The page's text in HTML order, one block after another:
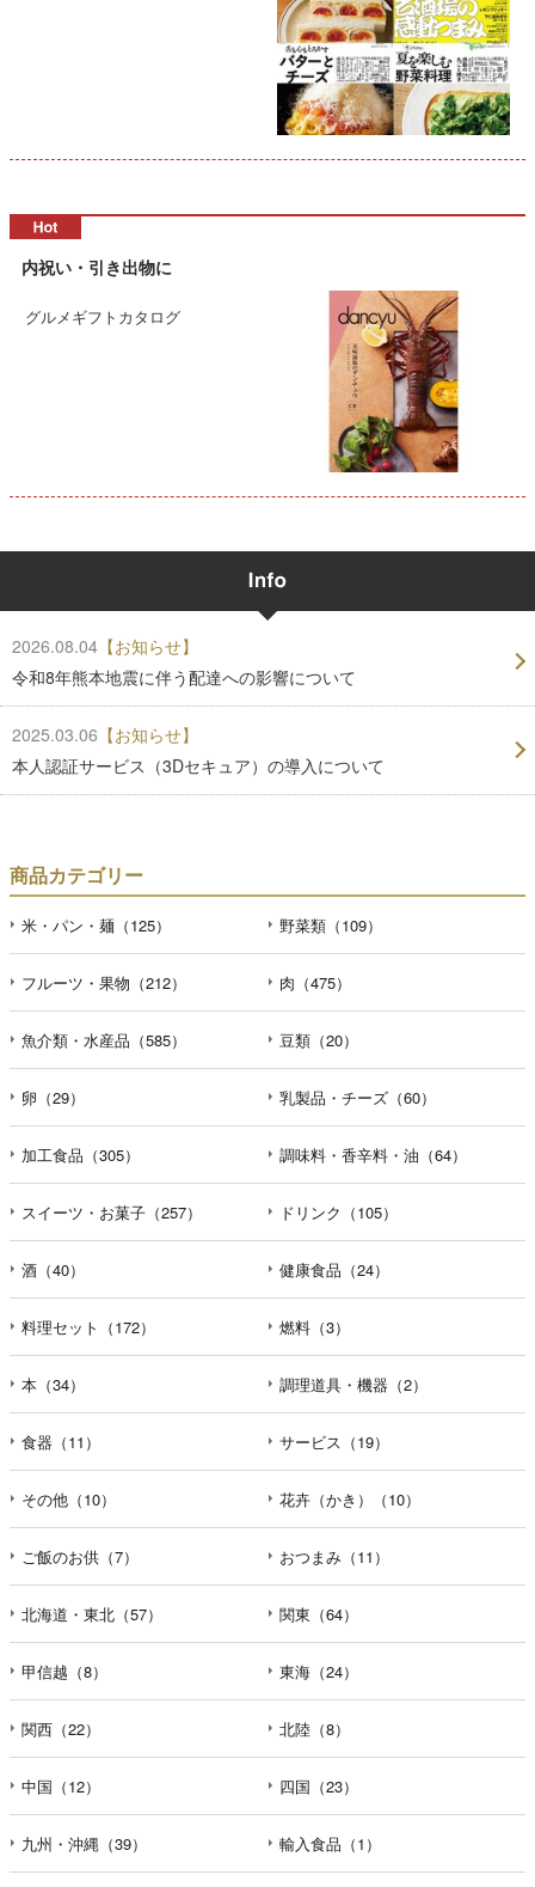
内祝い・引き出物に
グルメギフトカタログ
2026.08.04 【お知らせ】
令和8年熊本地震に伴う配達への影響について
2025.03.06 【お知らせ】
本人認証サービス（3Dセキュア）の導入について
商品カテゴリー
米・パン・麺（125） 野菜類（109）
フルーツ・果物（212） 肉（475）
魚介類・水産品（585） 豆類（20）
卵（29） 乳製品・チーズ（60）
加工食品（305） 調味料・香辛料・油（64）
スイーツ・お菓子（257） ドリンク（105）
酒（40） 健康食品（24）
料理セット（172） 燃料（3）
本（34） 調理道具・機器（2）
食器（11） サービス（19）
その他（10） 花卉（かき）（10）
ご飯のお供（7） おつまみ（11）
北海道・東北（57） 関東（64）
甲信越（8） 東海（24）
関西（22） 北陸（8）
中国（12） 四国（23）
九州・沖縄（39） 輸入食品（1）